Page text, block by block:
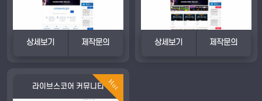
상세보기 제작문의 상세보기 제작문의
Hot
라이브스코어 커뮤니티